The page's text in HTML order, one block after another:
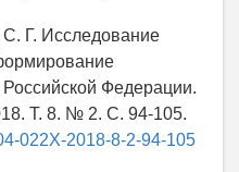
Г. Исследование
Российской Федерации.
Т. 8. № 2. С. 94-105.
022X-2018-8-2-94-105